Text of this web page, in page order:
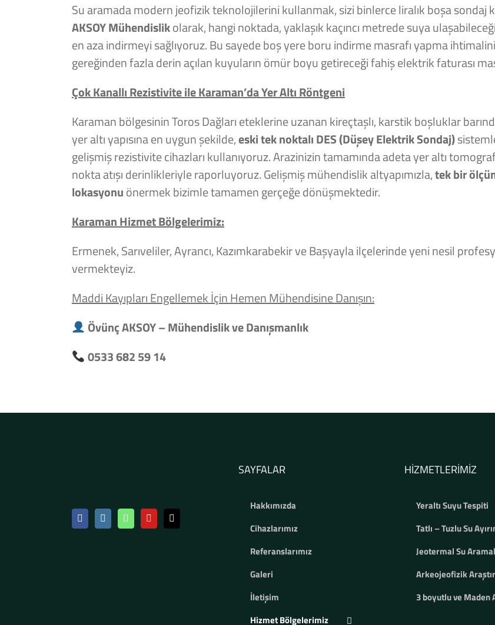
Su aramada modern jeofizik teknolojilerini kullanmak, sizi binlerce liralık boşa
AKSOY Mühendislikolarak, hangi noktada, yaklaşık kaçıncı metrede suya
en aza indirmeyi sağlıyoruz. Bu sayede boş yere boru indirme masrafı yapma
gereğinden fazla derin açılan kuyuların ömür boyu getireceği fahiş elektrik faturası
Çok Kanallı Rezistivite ile Karaman’da Yer Altı Röntgeni
Karaman bölgesinin Toros Dağları eteklerine uzanan kireçtaşlı, karstik boşluklar
yer altı yapısına en uygun şekilde,eski tek noktalı DES (Düşey Elektrik Sondaj)
gelişmiş rezistivite cihazları kullanıyoruz. Arazinizin tamamında adeta yer altı
nokta atışı derinlikleriyle raporluyoruz. Gelişmiş mühendislik altyapımızla,tek bir
lokasyonuönermek bizimle tamamen gerçeğe dönüşmektedir.
Karaman Hizmet Bölgelerimiz:
Ermenek, Sarıveliler, Ayrancı, Kazımkarabekir ve Başyayla ilçelerinde yeni nesil
vermekteyiz.
Maddi Kayıpları Engellemek İçin Hemen Mühendisine Danışın:
Övünç AKSOY – Mühendislik ve Danışmanlık
0533 682 59 14
SAYFALAR
Hakkımızda
Cihazlarımız
Referanslarımız
Galeri
İletişim
Hizmet Bölgelerimiz
HIZMETLERIMIZ
Yeraltı Suyu Tespiti
Tatlı – Tuzlu Su
Jeotermal Su
Arkeojeofizik
3 boyutlu ve Maden